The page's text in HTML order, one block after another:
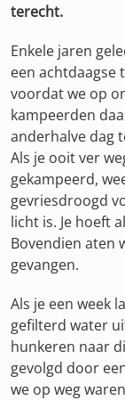
terecht.
Enkele jaren
een achtdaagse
voordat we op
kampeerden
anderhalve dag
Als je ooit ver
gekampeerd,
gevriesdroogd
licht is. Je hoeft
Bovendien aten
gevangen.
Als je een week
gefilterd water
hunkeren naar
gevolgd door
we op weg